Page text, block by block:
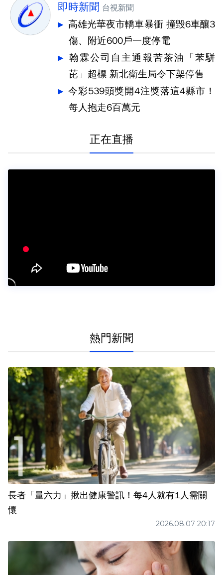
即時新聞 台視新聞
高雄光華夜市轎車暴衝 撞毀6車釀3
傷、附近600戶一度停電
翰霖公司自主通報苦茶油「苯駢
芘」超標 新北衛生局令下架停售
今彩539頭獎開4注獎落這4縣市！
每人抱走6百萬元
正在直播
熱門新聞
長者「量六力」揪出健康警訊！每4人就有1人需關
懷
2026.08.07 20:17